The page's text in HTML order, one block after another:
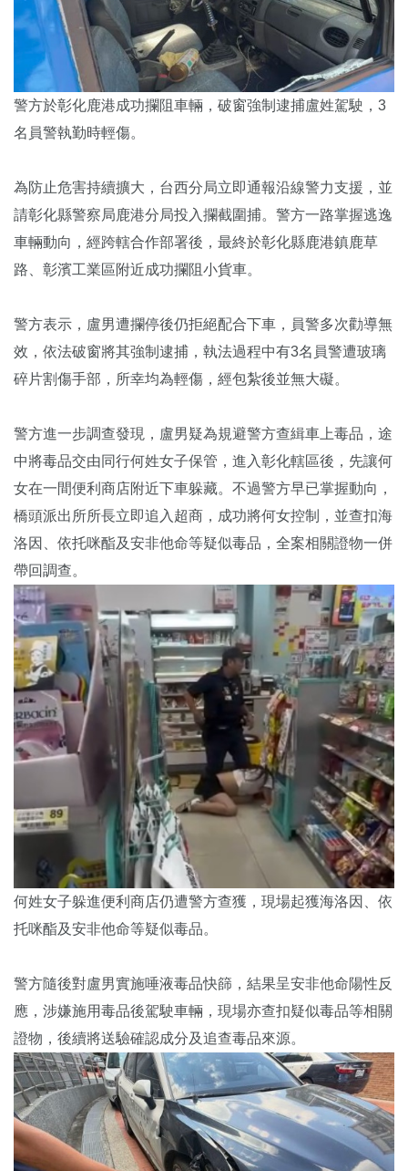
警方於彰化鹿港成功攔阻車輛，破窗強制逮捕盧姓駕駛，3
名員警執勤時輕傷。
為防止危害持續擴大，台西分局立即通報沿線警力支援，並
請彰化縣警察局鹿港分局投入攔截圍捕。警方一路掌握逃逸
車輛動向，經跨轄合作部署後，最終於彰化縣鹿港鎮鹿草
路、彰濱工業區附近成功攔阻小貨車。
警方表示，盧男遭攔停後仍拒絕配合下車，員警多次勸導無
效，依法破窗將其強制逮捕，執法過程中有3名員警遭玻璃
碎片割傷手部，所幸均為輕傷，經包紮後並無大礙。
警方進一步調查發現，盧男疑為規避警方查緝車上毒品，途
中將毒品交由同行何姓女子保管，進入彰化轄區後，先讓何
女在一間便利商店附近下車躲藏。不過警方早已掌握動向，
橋頭派出所所長立即追入超商，成功將何女控制，並查扣海
洛因、依托咪酯及安非他命等疑似毒品，全案相關證物一併
帶回調查。
何姓女子躲進便利商店仍遭警方查獲，現場起獲海洛因、依
托咪酯及安非他命等疑似毒品。
警方隨後對盧男實施唾液毒品快篩，結果呈安非他命陽性反
應，涉嫌施用毒品後駕駛車輛，現場亦查扣疑似毒品等相關
證物，後續將送驗確認成分及追查毒品來源。